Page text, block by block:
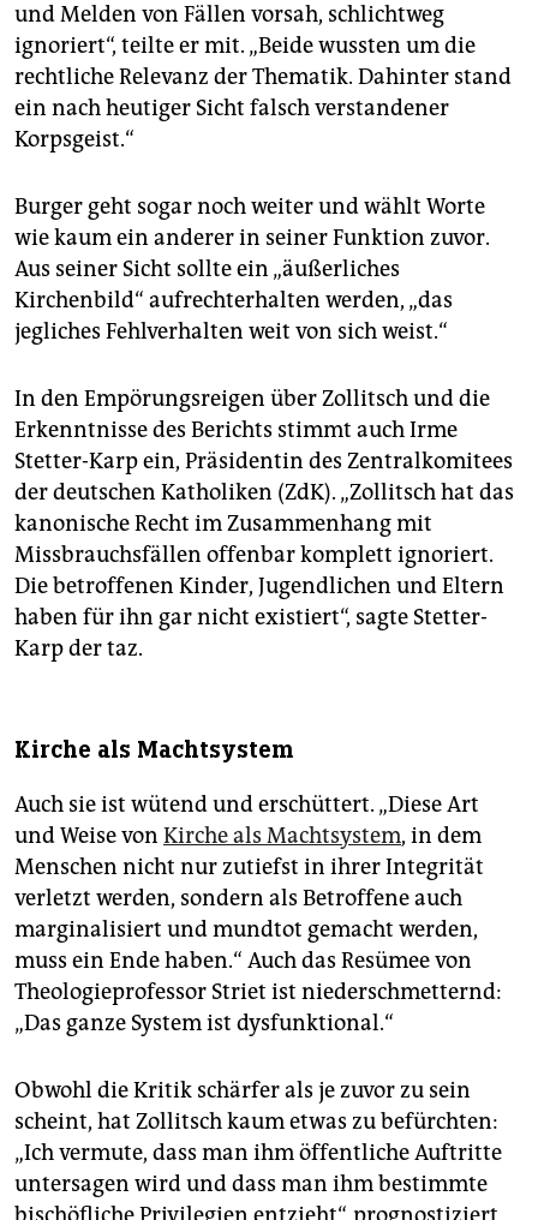
und Melden von Fällen vorsah, schlichtweg
ignoriert“, teilte er mit. „Beide wussten um die
rechtliche Relevanz der Thematik. Dahinter stand
ein nach heutiger Sicht falsch verstandener
Korpsgeist.“
Burger geht sogar noch weiter und wählt Worte
wie kaum ein anderer in seiner Funktion zuvor.
Aus seiner Sicht sollte ein „äußerliches
Kirchenbild“ aufrechterhalten werden, „das
jegliches Fehlverhal­ten weit von sich weist.“
In den Empörungsreigen über Zollitsch und die
Erkenntnisse des Berichts stimmt auch Irme
Stetter-Karp ein, Präsidentin des Zentralkomitees
der deutschen Katholiken (ZdK). „Zollitsch hat das
kanonische Recht im Zusammenhang mit
Missbrauchsfällen offenbar komplett ignoriert.
Die betroffenen Kinder, Jugendlichen und Eltern
haben für ihn gar nicht existiert“, sagte Stetter-
Karp der taz.
Kirche als Machtsystem
Auch sie ist wütend und erschüttert. „Diese Art
und Weise von Kirche als Machtsystem, in dem
Menschen nicht nur zutiefst in ihrer Integrität
verletzt werden, sondern als Betroffene auch
marginalisiert und mundtot gemacht werden,
muss ein Ende haben.“ Auch das Resümee von
Theologieprofessor Striet ist niederschmetternd:
„Das ganze System ist dysfunktional.“
Obwohl die Kritik schärfer als je zuvor zu sein
scheint, hat Zollitsch kaum etwas zu befürchten:
„Ich vermute, dass man ihm öffentliche Auftritte
untersagen wird und dass man ihm bestimmte